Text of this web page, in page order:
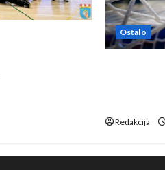
Ostalo
Redakcija